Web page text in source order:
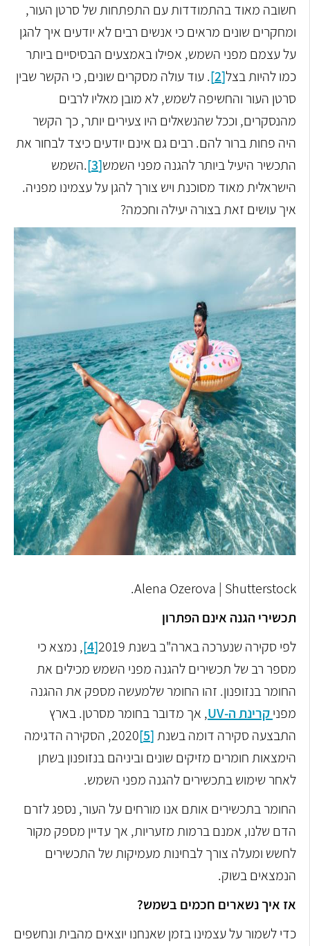
חשובה מאוד בהתמודדות עם התפתחות של סרטן העור,
ומחקרים שונים מראים כי אנשים רבים לא יודעים איך להגן
על עצמם מפני השמש, אפילו באמצעים הבסיסיים ביותר
כמו להיות בצל[2]
. עוד עולה מסקרים שונים, כי הקשר שבין
סרטן העור והחשיפה לשמש, לא מובן מאליו לרבים
מהנסקרים, וככל שהנשאלים היו צעירים יותר, כך הקשר
היה פחות ברור להם. רבים גם אינם יודעים כיצד לבחור את
התכשיר היעיל ביותר להגנה מפני השמש[3]
.השמש
הישראלית מאוד מסוכנת ויש צורך להגן על עצמינו מפניה.
איך עושים זאת בצורה יעילה וחכמה?
Alena Ozerova | Shutterstock.
תכשירי הגנה אינם הפתרון
לפי סקירה שנערכה בארה"ב בשנת 2019
[4]
, נמצא כי
מספר רב של תכשירים להגנה מפני השמש מכילים את
החומר בנזופנון. זהו החומר שלמעשה מספק את ההגנה
מפניקרינת ה-UV
, אך מדובר בחומר מסרטן. בארץ
התבצעה סקירה דומה בשנת[5]
2020, הסקירה הדגימה
הימצאות חומרים מזיקים שונים וביניהם בנזופנון בשתן
לאחר שימוש בתכשירים להגנה מפני השמש.
החומר בתכשירים אותם אנו מורחים על העור, נספג לזרם
הדם שלנו, אמנם ברמות מזעריות, אך עדיין מספק מקור
לחשש ומעלה צורך לבחינות מעמיקות של התכשירים
הנמצאים בשוק.
אז איך נשארים חכמים בשמש?
כדי לשמור על עצמינו בזמן שאנחנו יוצאים מהבית ונחשפים